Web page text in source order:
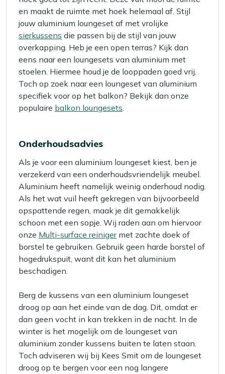
en maakt de ruimte met hoek helemaal af. Stijl
jouw aluminium loungeset af met vrolijke
sierkussens die passen bij de stijl van jouw
overkapping. Heb je een open terras? Kijk dan
eens naar een loungesets van aluminium met
stoelen. Hiermee houd je de looppaden goed vrij.
Toch op zoek naar een loungeset van aluminium
specifiek voor op het balkon? Bekijk dan onze
populaire balkon loungesets.
Onderhoudsadvies
Als je voor een aluminium loungeset kiest, ben je
verzekerd van een onderhoudsvriendelijk meubel.
Aluminium heeft namelijk weinig onderhoud nodig.
Als het wat vuil heeft gekregen van bijvoorbeeld
opspattende regen, maak je dit gemakkelijk
schoon met een sopje. Wij raden aan om hiervoor
onze Multi-surface reinigermet zachte doek of
borstel te gebruiken. Gebruik geen harde borstel of
hogedrukspuit, want dit kan het aluminium
beschadigen.
Berg de kussens van een aluminium loungeset
droog op aan het einde van de dag. Dit, omdat er
dan geen vocht in kan trekken in de nacht. In de
winter is het mogelijk om de loungeset van
aluminium zonder kussens buiten te laten staan.
Toch adviseren wij bij Kees Smit om de loungeset
droog op te bergen voor een nog langere